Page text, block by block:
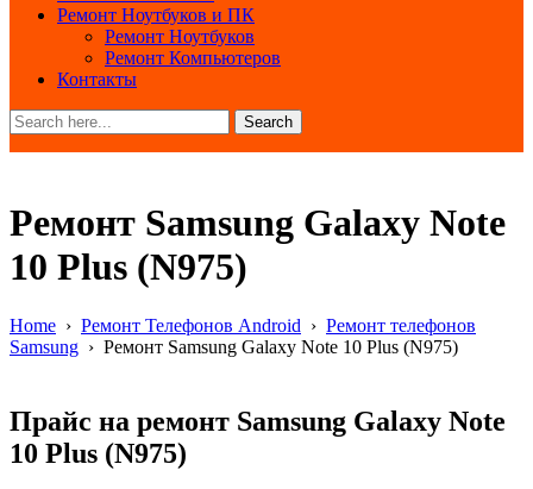
Ремонт Ноутбуков и ПК
Ремонт Ноутбуков
Ремонт Компьютеров
Контакты
Search
Ремонт Samsung Galaxy Note
10 Plus (N975)
Home › Ремонт Телефонов Android › Ремонт телефонов
Samsung › Ремонт Samsung Galaxy Note 10 Plus (N975)
Прайс на ремонт Samsung Galaxy Note
10 Plus (N975)